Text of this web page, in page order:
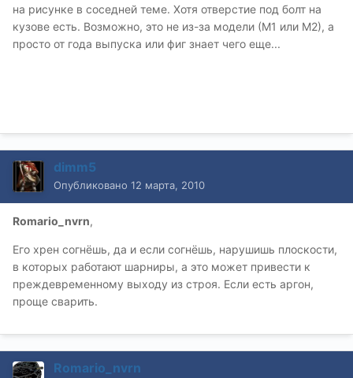
на рисунке в соседней теме. Хотя отверстие под болт на
кузове есть. Возможно, это не из-за модели (М1 или М2), а
просто от года выпуска или фиг знает чего еще...
dimm5
Опубликовано 12 марта, 2010
Romario_nvrn,
Его хрен согнёшь, да и если согнёшь, нарушишь плоскости,
в которых работают шарниры, а это может привести к
преждевременному выходу из строя. Если есть аргон,
проще сварить.
Romario_nvrn